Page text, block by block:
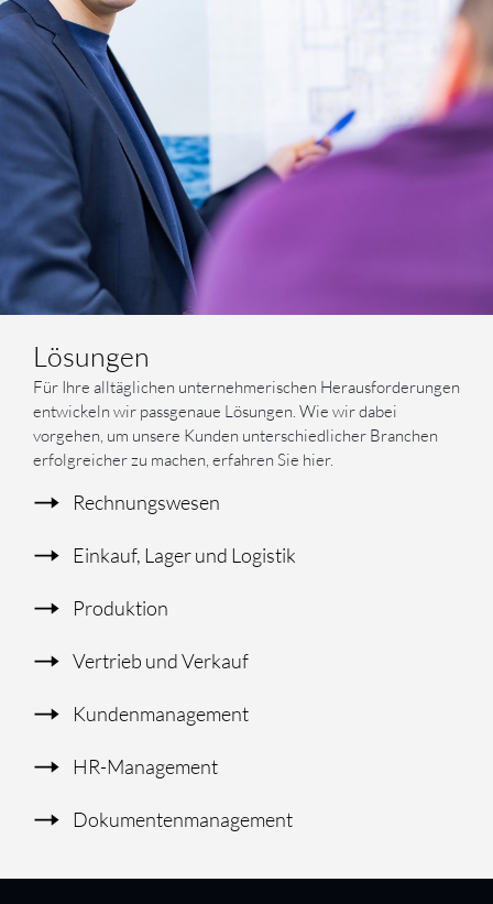
Lösungen
Für Ihre alltäglichen unternehmerischen Herausforderungen
entwickeln wir passgenaue Lösungen. Wie wir dabei
vorgehen, um unsere Kunden unterschiedlicher Branchen
erfolgreicher zu machen, erfahren Sie hier.
Rechnungswesen
Einkauf, Lager und Logistik
Produktion
Vertrieb und Verkauf
Kundenmanagement
HR-Management
Dokumentenmanagement